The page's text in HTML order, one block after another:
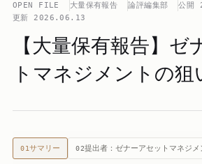
OPEN FILE 大量保有報告 論評編集部 公開
更新 2026.06.13
【大量保有報告】ゼ
トマネジメントの狙
01サマリー 02提出者：ゼナーアセットマネジメ